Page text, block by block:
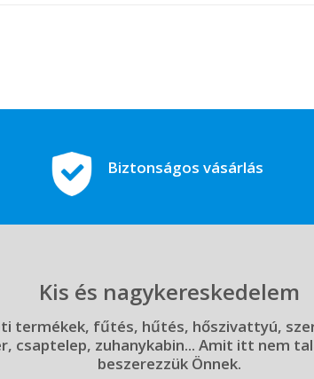
Biztonságos vásárlás
Kis és nagykereskedelem
termékek, fűtés, hűtés, hőszivattyú,
csaptelep, zuhanykabin... Amit itt nem
beszerezzük Önnek.